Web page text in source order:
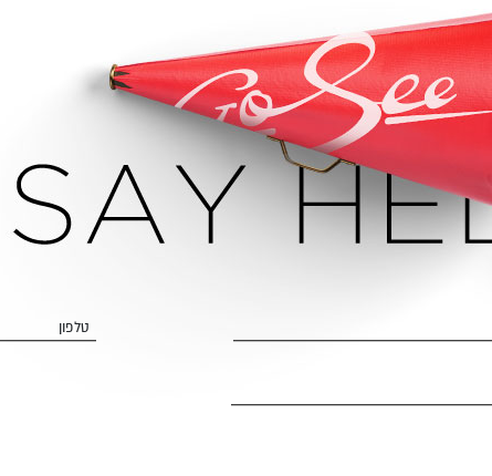
טלפון